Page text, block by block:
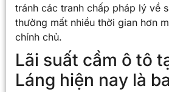
tránh các tranh chấp pháp lý về
thường mất nhiều thời gian hơn
chính chủ.
Lãi suất cầm ô tô
Láng hiện nay là